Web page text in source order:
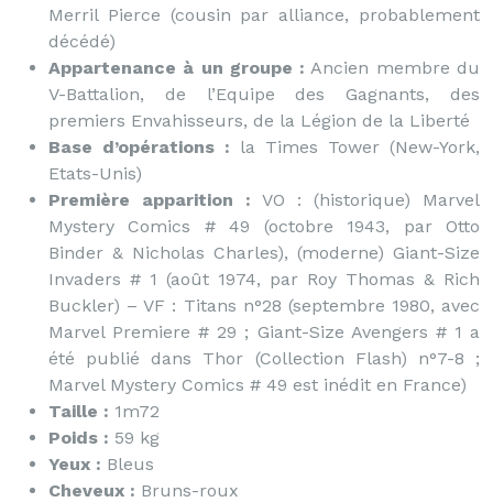
Merril Pierce (cousin par alliance, probablement
décédé)
Appartenance à un groupe : Ancien membre du
V-Battalion, de l’Equipe des Gagnants, des
premiers Envahisseurs, de la Légion de la Liberté
Base d’opérations : la Times Tower (New-York,
Etats-Unis)
Première apparition : VO : (historique) Marvel
Mystery Comics # 49 (octobre 1943, par Otto
Binder & Nicholas Charles), (moderne) Giant-Size
Invaders # 1 (août 1974, par Roy Thomas & Rich
Buckler) – VF : Titans n°28 (septembre 1980, avec
Marvel Premiere # 29 ; Giant-Size Avengers # 1 a
été publié dans Thor (Collection Flash) n°7-8 ;
Marvel Mystery Comics # 49 est inédit en France)
Taille : 1m72
Poids : 59 kg
Yeux : Bleus
Cheveux : Bruns-roux